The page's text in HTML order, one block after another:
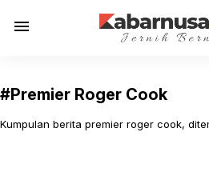
menu
#Premier Roger Cook
Kumpulan berita premier roger cook,